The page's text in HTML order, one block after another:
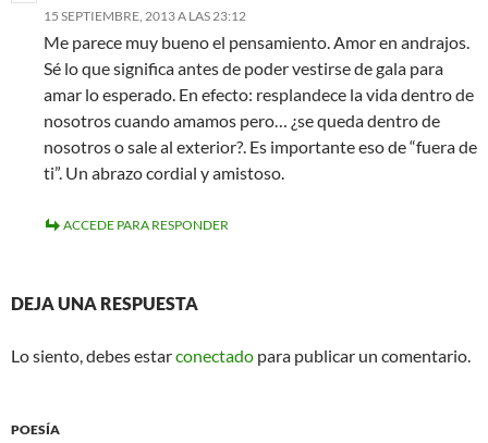
15 SEPTIEMBRE, 2013 A LAS 23:12
Me parece muy bueno el pensamiento. Amor en andrajos.
Sé lo que significa antes de poder vestirse de gala para
amar lo esperado. En efecto: resplandece la vida dentro de
nosotros cuando amamos pero… ¿se queda dentro de
nosotros o sale al exterior?. Es importante eso de “fuera de
ti”. Un abrazo cordial y amistoso.
ACCEDE PARA RESPONDER
DEJA UNA RESPUESTA
Lo siento, debes estarconectado para publicar un comentario.
POESÍA